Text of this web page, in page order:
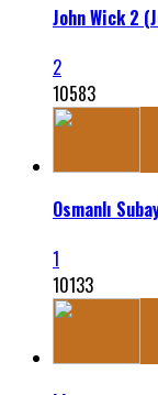
John Wick 2
2
10583
Osmanlı
1
10133